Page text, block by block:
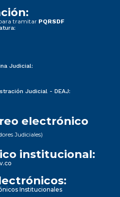
tramitar PQRSDF
Judicial:
Judicial - DEAJ:
electrónico
Judiciales)
institucional:
Institucionales